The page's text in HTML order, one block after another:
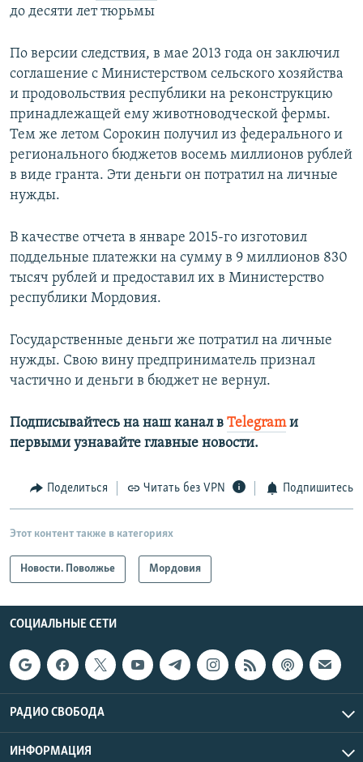
до десяти лет тюрьмы
По версии следствия, в мае 2013 года он заключил
соглашение с Министерством сельского хозяйства
и продовольствия республики на реконструкцию
принадлежащей ему животноводческой фермы.
Тем же летом Сорокин получил из федерального и
регионального бюджетов восемь миллионов рублей
в виде гранта. Эти деньги он потратил на личные
нужды.
В качестве отчета в январе 2015-го изготовил
поддельные платежки на сумму в 9 миллионов 830
тысяч рублей и предоставил их в Министерство
республики Мордовия.
Государственные деньги же потратил на личные
нужды. Свою вину предприниматель признал
частично и деньги в бюджет не вернул.
Подписывайтесь на наш канал в Telegramи
первыми узнавайте главные новости.​
Поделиться Читать без VPN Подпишитесь
Этот контент также в категориях
Новости. Поволжье Мордовия
СОЦИАЛЬНЫЕ СЕТИ
РАДИО СВОБОДА
ИНФОРМАЦИЯ